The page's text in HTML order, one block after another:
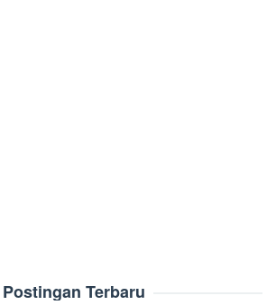
Postingan Terbaru